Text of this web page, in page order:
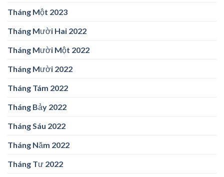
Tháng Một 2023
Tháng Mười Hai 2022
Tháng Mười Một 2022
Tháng Mười 2022
Tháng Tám 2022
Tháng Bảy 2022
Tháng Sáu 2022
Tháng Năm 2022
Tháng Tư 2022